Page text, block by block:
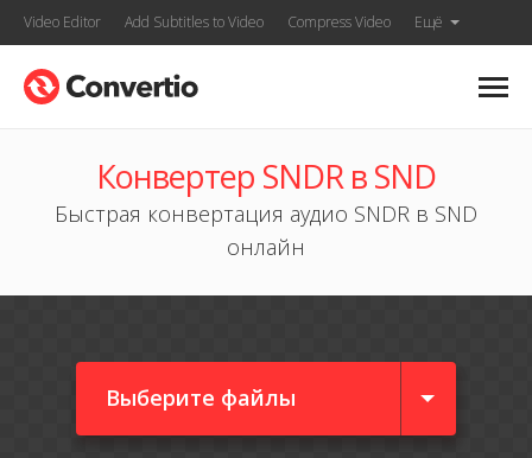
Video Editor Add Subtitles to Video Compress Video Ещё
Конвертер SNDR в SND
Быстрая конвертация аудио SNDR в SND
онлайн
Выберите файлы